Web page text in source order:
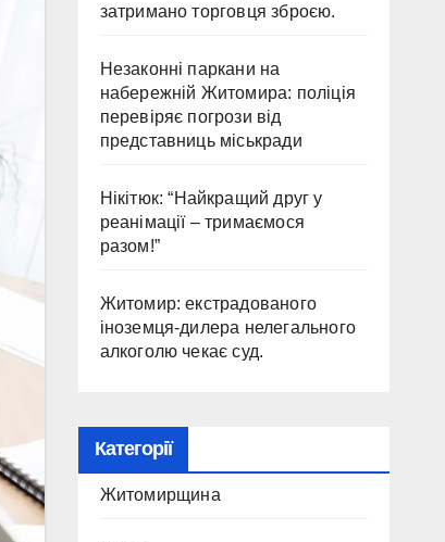
затримано торговця зброєю.
Незаконні паркани на
набережній Житомира: поліція
перевіряє погрози від
представниць міськради
Нікітюк: “Найкращий друг у
реанімації – тримаємося
разом!”
Житомир: екстрадованого
іноземця-дилера нелегального
алкоголю чекає суд.
Категорії
Житомирщина